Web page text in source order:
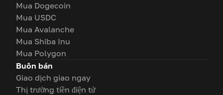
Mua Dogecoin
Mua USDC
Mua Avalanche
Mua Shiba Inu
Mua Polygon
Buôn bán
Giao dịch giao ngay
Thị trường tiền điện tử